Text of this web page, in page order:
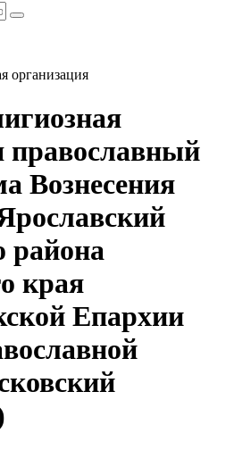
организация
православный
Вознесения
района
края
Епархии